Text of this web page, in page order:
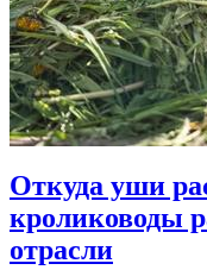
Откуда уши
кролиководы
отрасли